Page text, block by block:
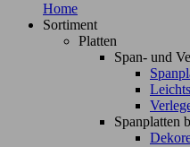
Home
Sortiment
Platten
Span- und
Spanplatten